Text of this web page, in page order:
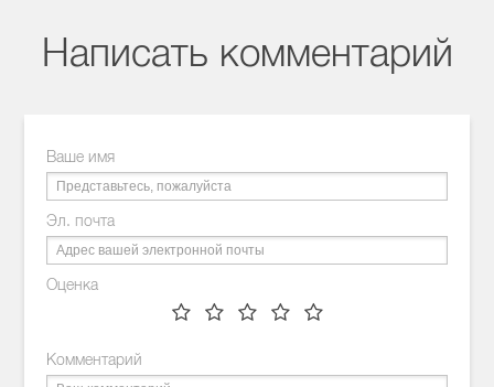
Написать комментарий
Ваше имя
Эл. почта
Оценка
Комментарий